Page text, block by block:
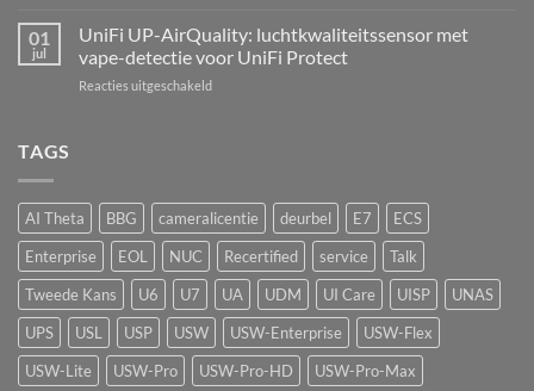
hardware-
refresh
de
Speaker:
van
passief
01
jul
UniFi UP-AirQuality: luchtkwaliteitssensor met
vape-detectie voor UniFi Protect
Reacties uitgeschakeldvoor
vape-
detectie
voor
UniFi
Protect
TAGS
AI Theta BBG cameralicentie deurbel E7
ECS
Enterprise
EOL NUC Recertified service
Talk
Tweede Kans
U6 U7 UA UDM UI Care UISP
UNAS
UPS
USL USP USW USW-Enterprise
USW-Flex
USW-Lite
USW-Pro USW-Pro-HD
USW-Pro-Max